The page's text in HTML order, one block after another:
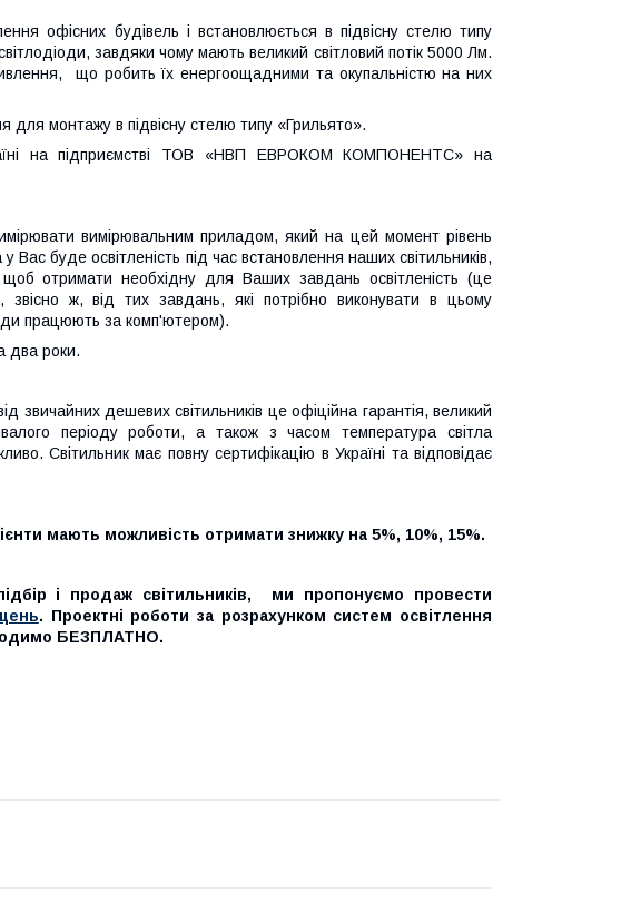
офісних будівель і встановлюється в підвісну стелю типу
завдяки чому мають великий світловий потік 5000 Лм.
що робить їх енергоощадними та окупальністю на них
для монтажу в підвісну стелю типу «Грильято».
на підприємстві ТОВ «НВП ЕВРОКОМ КОМПОНЕНТС» на
вимірювальним приладом, який на цей момент рівень
буде освітленість під час встановлення наших світильників,
щоб отримати необхідну для Ваших завдань освітленість (це
ж, від тих завдань, які потрібно виконувати в цьому
працюють за комп'ютером).
два роки.
звичайних дешевих світильників це офіційна гарантія, великий
періоду роботи, а також з часом температура світла
Світильник має повну сертифікацію в Україні та відповідає
мають можливість отримати знижку на 5%, 10%, 15%.
і продаж світильників, ми пропонуємо провести
. Проектні роботи за розрахунком систем освітлення
БЕЗПЛАТНО.